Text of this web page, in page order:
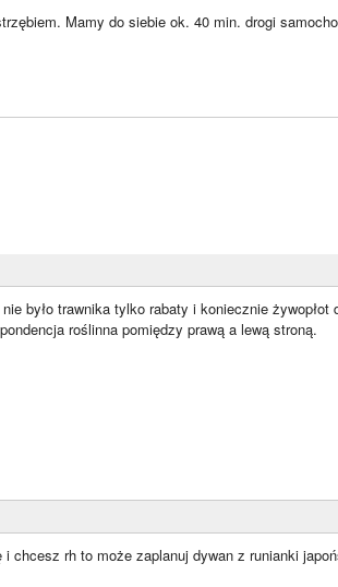
Mamy do siebie ok. 40 min. drogi
było trawnika tylko rabaty i koniecznie żywopłot
roślinna pomiędzy prawą a lewą stroną.
rh to może zaplanuj dywan z runianki